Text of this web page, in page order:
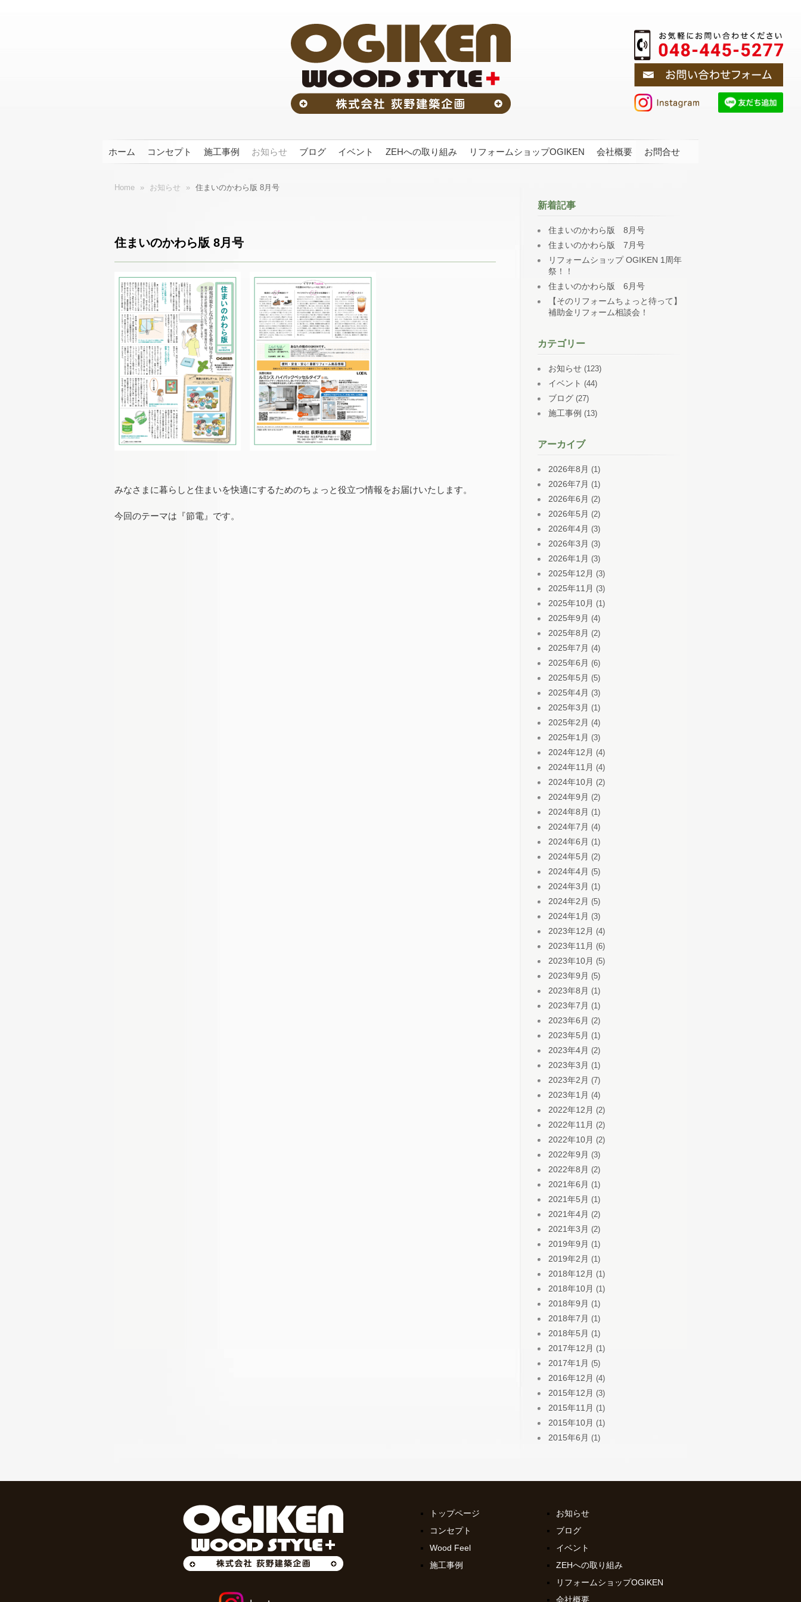
ホーム コンセプト 施工事例 お知らせ ブログ イベント ZEHへの取り組み リフォームショップOGIKEN 会社概要 お問合せ
Home » お知らせ » 住まいのかわら版 8月号
住まいのかわら版 8月号
みなさまに暮らしと住まいを快適にするためのちょっと役立つ情報をお届けいたします。
今回のテーマは『節電』です。
新着記事
住まいのかわら版 8月号
住まいのかわら版 7月号
リフォームショップ OGIKEN 1周年
祭！！
住まいのかわら版 6月号
【そのリフォームちょっと待って】
補助金リフォーム相談会！
カテゴリー
お知らせ (123)
イベント (44)
ブログ (27)
施工事例 (13)
アーカイブ
2026年8月 (1)
2026年7月 (1)
2026年6月 (2)
2026年5月 (2)
2026年4月 (3)
2026年3月 (3)
2026年1月 (3)
2025年12月 (3)
2025年11月 (3)
2025年10月 (1)
2025年9月 (4)
2025年8月 (2)
2025年7月 (4)
2025年6月 (6)
2025年5月 (5)
2025年4月 (3)
2025年3月 (1)
2025年2月 (4)
2025年1月 (3)
2024年12月 (4)
2024年11月 (4)
2024年10月 (2)
2024年9月 (2)
2024年8月 (1)
2024年7月 (4)
2024年6月 (1)
2024年5月 (2)
2024年4月 (5)
2024年3月 (1)
2024年2月 (5)
2024年1月 (3)
2023年12月 (4)
2023年11月 (6)
2023年10月 (5)
2023年9月 (5)
2023年8月 (1)
2023年7月 (1)
2023年6月 (2)
2023年5月 (1)
2023年4月 (2)
2023年3月 (1)
2023年2月 (7)
2023年1月 (4)
2022年12月 (2)
2022年11月 (2)
2022年10月 (2)
2022年9月 (3)
2022年8月 (2)
2021年6月 (1)
2021年5月 (1)
2021年4月 (2)
2021年3月 (2)
2019年9月 (1)
2019年2月 (1)
2018年12月 (1)
2018年10月 (1)
2018年9月 (1)
2018年7月 (1)
2018年5月 (1)
2017年12月 (1)
2017年1月 (5)
2016年12月 (4)
2015年12月 (3)
2015年11月 (1)
2015年10月 (1)
2015年6月 (1)
トップページ
コンセプト
Wood Feel
施工事例
お知らせ
ブログ
イベント
ZEHへの取り組み
リフォームショップOGIKEN
会社概要